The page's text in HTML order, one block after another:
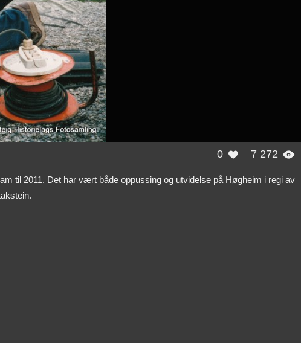
0  7 272 
til 2011. Det har vært både oppussing og utvidelse på Høgheim i regi av